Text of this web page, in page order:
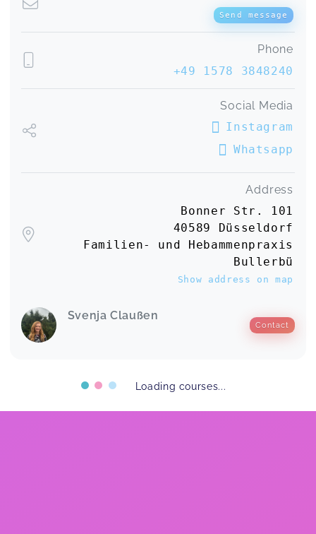
Send message
Phone
+49 1578 3848240
Social Media
Instagram
Whatsapp
Address
Bonner Str. 101
40589 Düsseldorf
Familien- und Hebammenpraxis
Bullerbü
Show address on map
Svenja Claußen
Contact
Loading courses...